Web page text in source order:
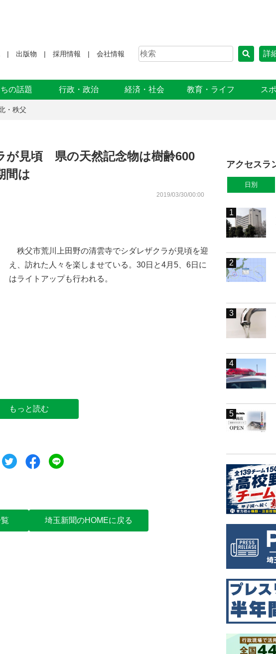
出版物 採用情報 会社情報 詳
ちの話題 行政・政治 経済・社会 教育・ライフ ス
・秩父
が見頃 県の天然記念物は樹齢600
間は
2019/03/30/00:00
秩父市荒川上田野の清雲寺でシダレザクラが見頃を迎
え、訪れた人々を楽しませている。30日と4月5、6日に
はライトアップも行われる。
もっと読む
ツイートシェア
埼玉新聞のHOMEに戻る
アクセスラ
日別